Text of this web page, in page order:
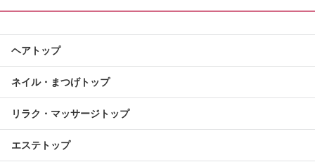
ヘアトップ
ネイル・まつげトップ
リラク・マッサージトップ
エステトップ